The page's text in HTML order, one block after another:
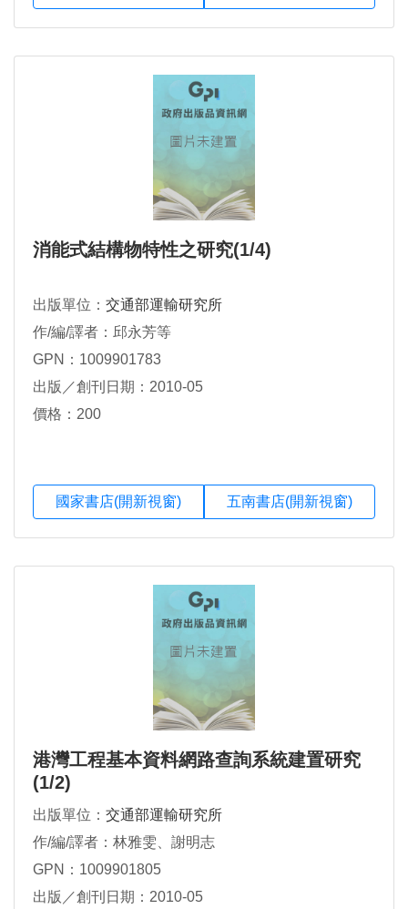
消能式結構物特性之研究(1/4)
出版單位： 交通部運輸研究所
作/編/譯者：邱永芳等
GPN：1009901783
出版／創刊日期：2010-05
價格：200
國家書店(開新視窗) 五南書店(開新視窗)
港灣工程基本資料網路查詢系統建置研究
(1/2)
出版單位： 交通部運輸研究所
作/編/譯者：林雅雯、謝明志
GPN：1009901805
出版／創刊日期：2010-05